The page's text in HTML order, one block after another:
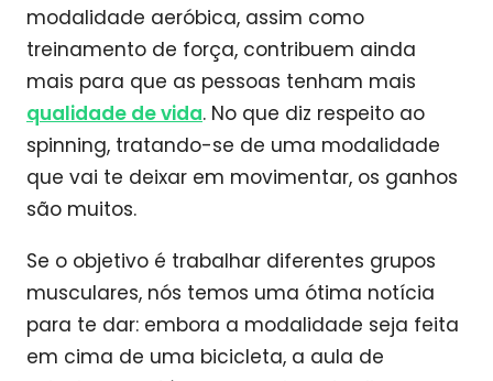
modalidade aeróbica, assim como
treinamento de força, contribuem ainda
mais para que as pessoas tenham mais
qualidade de vida. No que diz respeito ao
spinning, tratando-se de uma modalidade
que vai te deixar em movimentar, os ganhos
são muitos.
Se o objetivo é trabalhar diferentes grupos
musculares, nós temos uma ótima notícia
para te dar: embora a modalidade seja feita
em cima de uma bicicleta, a aula de